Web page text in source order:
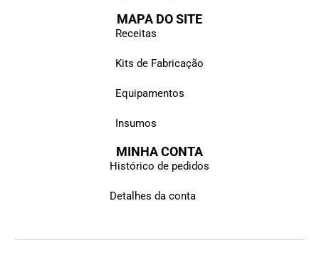
MAPA DO SITE
Receitas
Kits de Fabricação
Equipamentos
Insumos
MINHA CONTA
Histórico de pedidos
Detalhes da conta